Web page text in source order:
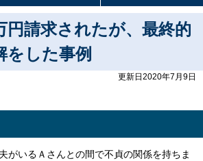
円請求されたが、最終的
をした事例
更新日2020年7月9日
がいるＡさんとの間で不貞の関係を持ちま